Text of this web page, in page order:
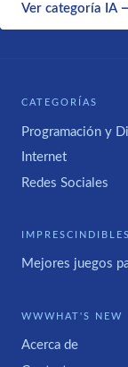
Ver categoría IA
CATEGORÍAS
Programación y
Internet
Redes Sociales
IMPRESCINDIBLES
Mejores juegos
WWWHAT'S NEW
Acerca de